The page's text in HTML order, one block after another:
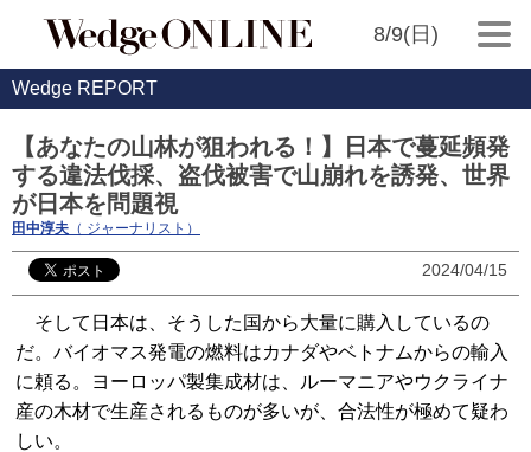
8/9(日)
Wedge REPORT
【あなたの山林が狙われる！】日本で蔓延頻発
する違法伐採、盗伐被害で山崩れを誘発、世界
が日本を問題視
田中淳夫 （ ジャーナリスト）
2024/04/15
そして日本は、そうした国から大量に購入しているの
だ。バイオマス発電の燃料はカナダやベトナムからの輸入
に頼る。ヨーロッパ製集成材は、ルーマニアやウクライナ
産の木材で生産されるものが多いが、合法性が極めて疑わ
しい。